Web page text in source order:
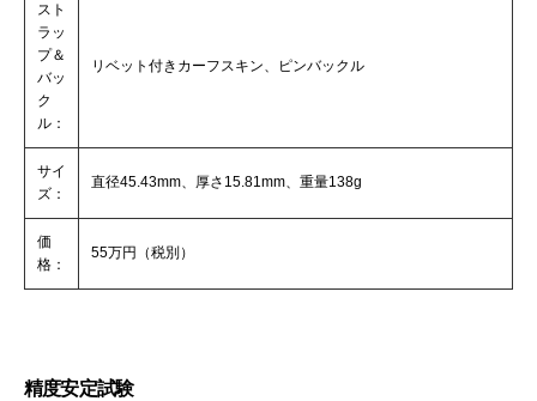
スト
ラッ
プ＆
バッ
ク
ル：
リベット付きカーフスキン、ピンバックル
サイ
ズ：
直径45.43mm、厚さ15.81mm、重量138g
価
格：
55万円（税別）
精度安定試験